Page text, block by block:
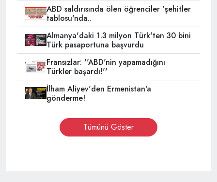
ABD saldırısında ölen öğrenciler 'şehitler
tablosu'nda..
Almanya'daki 1.3 milyon Türk'ten 30 bini
Türk pasaportuna başvurdu
Fransızlar: ''ABD'nin yapamadığını
Türkler başardı!''
İlham Aliyev'den Ermenistan'a
gönderme!
Tümünü Göster